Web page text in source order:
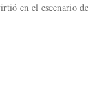
en el escenario